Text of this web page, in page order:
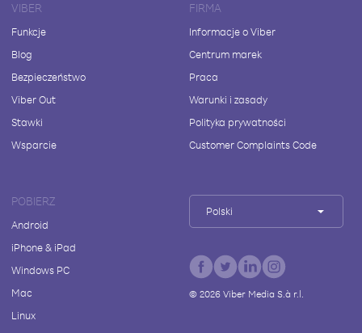
VIBER
Funkcje
Blog
Bezpieczeństwo
Viber Out
Stawki
Wsparcie
FIRMA
Informacje o Viber
Centrum marek
Praca
Warunki i zasady
Polityka prywatności
Customer Complaints Code
POBIERZ
Android
iPhone & iPad
Windows PC
Mac
Linux
Polski
© 2026Viber Media S.à r.l.